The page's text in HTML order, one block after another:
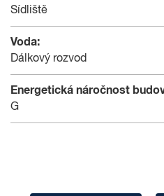
Sídliště
Voda:
Dálkový rozvod
Energetická náročnost
G